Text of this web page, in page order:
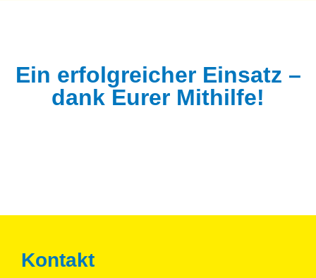
Ein erfolgreicher Einsatz –
dank Eurer Mithilfe!
Kontakt